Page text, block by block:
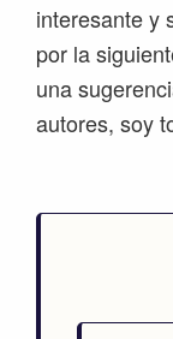
interesante y
por la
una
autores, soy